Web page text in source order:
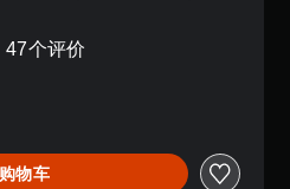
47个评价
物车